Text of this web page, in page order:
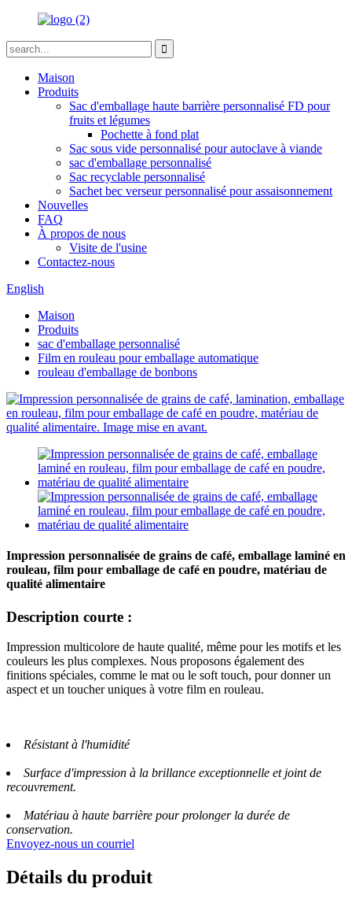
Maison
Produits
Sac d'emballage haute barrière personnalisé FD pour
fruits et légumes
Pochette à fond plat
Sac sous vide personnalisé pour autoclave à viande
sac d'emballage personnalisé
Sac recyclable personnalisé
Sachet bec verseur personnalisé pour assaisonnement
Nouvelles
FAQ
À propos de nous
Visite de l'usine
Contactez-nous
English
Maison
Produits
sac d'emballage personnalisé
Film en rouleau pour emballage automatique
rouleau d'emballage de bonbons
Impression personnalisée de grains de café, emballage laminé en
rouleau, film pour emballage de café en poudre, matériau de
qualité alimentaire
Description courte :
Impression multicolore de haute qualité, même pour les motifs et les
couleurs les plus complexes. Nous proposons également des
finitions spéciales, comme le mat ou le soft touch, pour donner un
aspect et un toucher uniques à votre film en rouleau.
Résistant à l'humidité
Surface d'impression à la brillance exceptionnelle et joint de
recouvrement.
Matériau à haute barrière pour prolonger la durée de
conservation.
Envoyez-nous un courriel
Détails du produit